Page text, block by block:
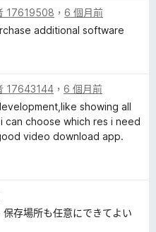
17619508 ， 6 個月前
additional software
17643144 ， 6 個月前
showing all
choose which res i need
video download app.
存場所も任意にできてよい